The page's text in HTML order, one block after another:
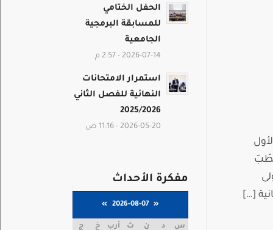
الحفل الختامي
للمسابقة البرمجية
الجامعية
2026-07-14 - 2:57 م
استمرار الامتحانات
النهائية للفصل الثاني
2025/2026
2026-05-20 - 11:16 ص
مفكرة الأحداث
«
2026-08-07
»
س د ن ث أرب خ
ج